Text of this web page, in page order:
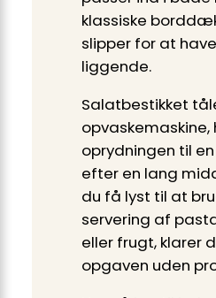
klassiske
slipper for at
liggende.
Salatbestikket
opvaskemaskine,
oprydningen til
efter en lang
du få lyst til at
servering af
eller frugt, klarer
opgaven uden